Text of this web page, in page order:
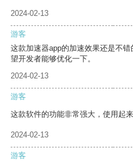
2024-02-13
游客
这款加速器app的加速效果还是不
望开发者能够优化一下。
2024-02-13
游客
这款软件的功能非常强大，使用起来
2024-02-13
游客